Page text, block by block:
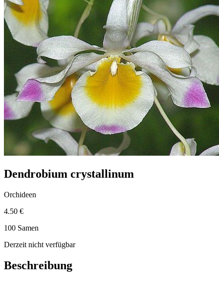
Dendrobium crystallinum
Orchideen
4.50 €
100 Samen
Derzeit nicht verfügbar
Beschreibung